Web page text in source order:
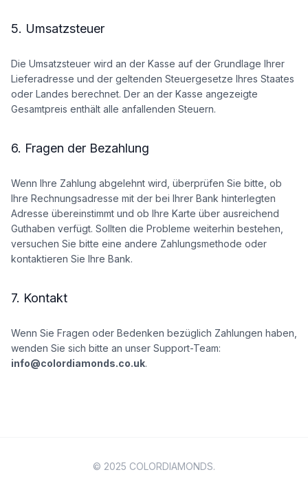
5. Umsatzsteuer
Die Umsatzsteuer wird an der Kasse auf der Grundlage Ihrer
Lieferadresse und der geltenden Steuergesetze Ihres Staates
oder Landes berechnet. Der an der Kasse angezeigte
Gesamtpreis enthält alle anfallenden Steuern.
6. Fragen der Bezahlung
Wenn Ihre Zahlung abgelehnt wird, überprüfen Sie bitte, ob
Ihre Rechnungsadresse mit der bei Ihrer Bank hinterlegten
Adresse übereinstimmt und ob Ihre Karte über ausreichend
Guthaben verfügt. Sollten die Probleme weiterhin bestehen,
versuchen Sie bitte eine andere Zahlungsmethode oder
kontaktieren Sie Ihre Bank.
7. Kontakt
Wenn Sie Fragen oder Bedenken bezüglich Zahlungen haben,
wenden Sie sich bitte an unser Support-Team:
info@colordiamonds.co.uk.
© 2025 COLORDIAMONDS.